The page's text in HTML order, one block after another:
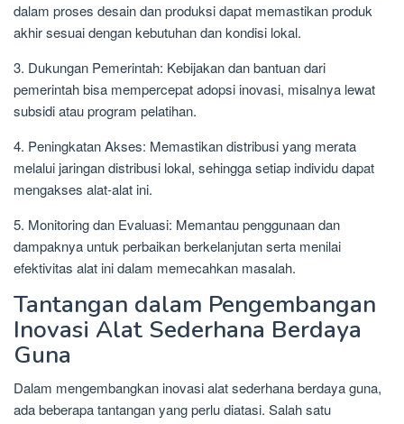
dalam proses desain dan produksi dapat memastikan produk
akhir sesuai dengan kebutuhan dan kondisi lokal.
3. Dukungan Pemerintah: Kebijakan dan bantuan dari
pemerintah bisa mempercepat adopsi inovasi, misalnya lewat
subsidi atau program pelatihan.
4. Peningkatan Akses: Memastikan distribusi yang merata
melalui jaringan distribusi lokal, sehingga setiap individu dapat
mengakses alat-alat ini.
5. Monitoring dan Evaluasi: Memantau penggunaan dan
dampaknya untuk perbaikan berkelanjutan serta menilai
efektivitas alat ini dalam memecahkan masalah.
Tantangan dalam Pengembangan
Inovasi Alat Sederhana Berdaya
Guna
Dalam mengembangkan inovasi alat sederhana berdaya guna,
ada beberapa tantangan yang perlu diatasi. Salah satu